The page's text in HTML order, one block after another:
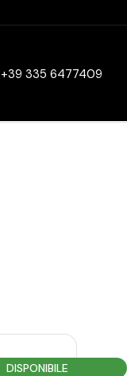
+39 335 6477409
DISPONIBILE